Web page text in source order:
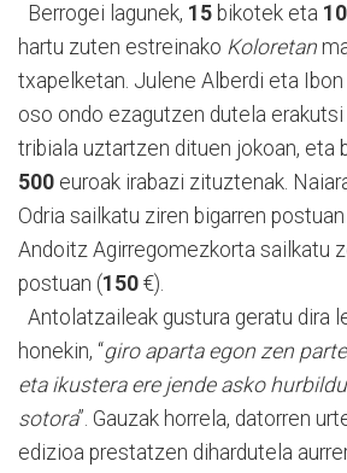
Berrogei lagunek, 15 bikotek eta 10
hartu zuten estreinako Koloretan
txapelketan. Julene Alberdi eta Ibon
oso ondo ezagutzen dutela
tribiala uztartzen dituen jokoan, eta
500 euroak irabazi zituztenak.
Odria sailkatu ziren bigarren postuan
Andoitz Agirregomezkorta sailkatu
postuan (150 €).
Antolatzaileak gustura geratu dira
honekin, “giro aparta egon zen
eta ikustera ere jende asko
sotora”. Gauzak horrela, datorren
edizioa prestatzen dihardutela